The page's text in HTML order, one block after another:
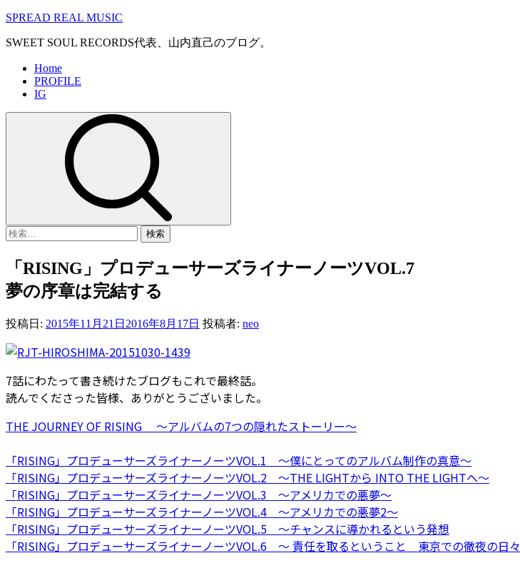
コ
テ
SPREAD REAL MUSIC
SWEET SOUL RECORDS代表、山内直己のブログ。
メ
Home
PROFILE
IG
検
「RISING」プロデューサーズライナーノーツVOL.7
夢の序章は完結する
投稿日: 2015年11月21日 2016年8月17日 投稿者: neo
7話にわたって書き続けたブログもこれで最終話。
読んでくださった皆様、ありがとうございました。
THE JOURNEY OF RISING 〜アルバムの7つの隠れたストーリー〜
「RISING」プロデューサーズライナーノーツVOL.1 〜僕にとってのアルバム制作の真意〜
「RISING」プロデューサーズライナーノーツVOL.2 〜THE LIGHTから INTO THE LIGHTへ〜
「RISING」プロデューサーズライナーノーツVOL.3 〜アメリカでの悪夢〜
「RISING」プロデューサーズライナーノーツVOL.4 〜アメリカでの悪夢2〜
「RISING」プロデューサーズライナーノーツVOL.5 〜チャンスに導かれるという発想
「RISING」プロデューサーズライナーノーツVOL.6 〜 責任を取るということ 東京での徹夜の日々